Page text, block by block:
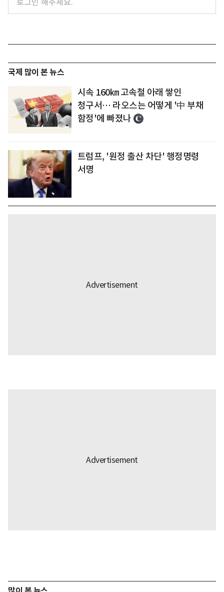
국제 많이 본 뉴스
시속 160㎞ 고속철 아래 쌓인
청구서… 라오스는 어떻게 '中 부채
함정'에 빠졌나
트럼프, '원정 출산 차단' 행정명령
서명